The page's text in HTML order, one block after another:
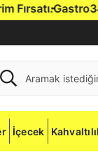
Gastro34
İçecek